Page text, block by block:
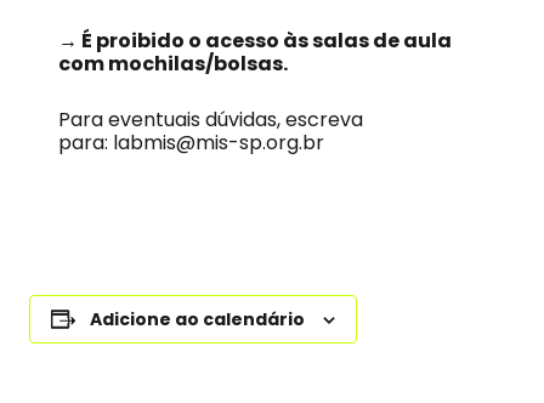
→ É proibido o acesso às salas de aula
com mochilas/bolsas.
Para eventuais dúvidas, escreva
para: labmis@mis-sp.org.br
Adicione ao calendário